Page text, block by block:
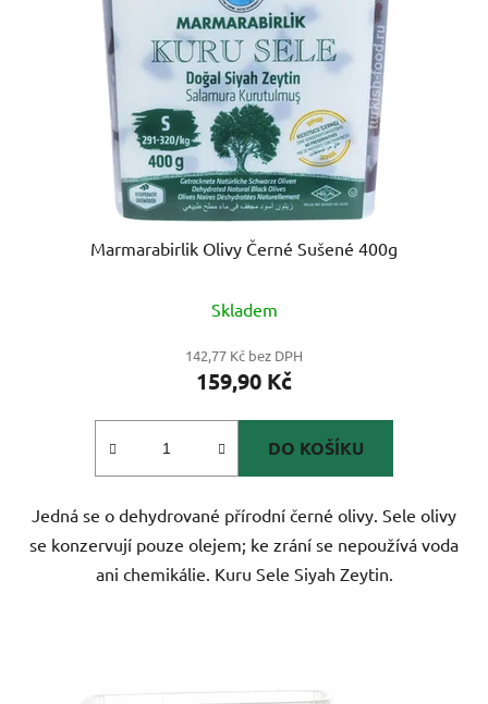
Marmarabirlik Olivy Černé Sušené 400g
Skladem
142,77 Kč bez DPH
159,90 Kč
DO KOŠÍKU
Jedná se o dehydrované přírodní černé olivy. Sele olivy
se konzervují pouze olejem; ke zrání se nepoužívá voda
ani chemikálie. Kuru Sele Siyah Zeytin.